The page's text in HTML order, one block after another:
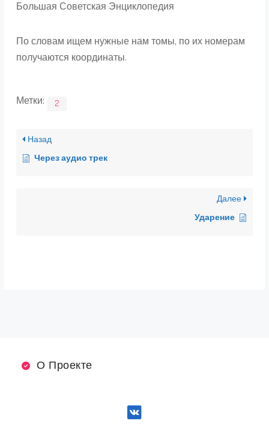
Большая Советская Энциклопедия
По словам ищем нужные нам томы, по их номерам
получаются координаты.
Метки: 2
Назад
Через аудио трек
Далее
Ударение
О Проекте